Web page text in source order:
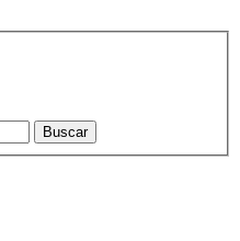
Buscar